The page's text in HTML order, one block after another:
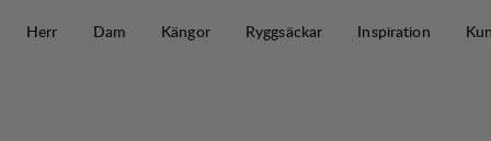
Herr
Dam Kängor Ryggsäckar Inspiration